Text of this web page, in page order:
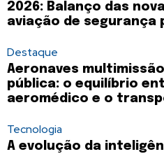
2026: Balanço das
aviação de segurança
Destaque
Aeronaves
pública: o equilíbrio
aeromédico e o
Tecnologia
A evolução da